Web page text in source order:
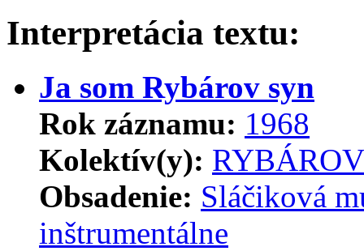
Interpretácia textu:
Ja som Rybárov syn
Rok záznamu: 1968
Kolektív(y):
Obsadenie: Sláčiková
inštrumentálne